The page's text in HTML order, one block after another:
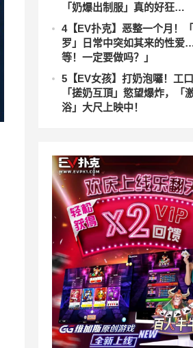
「奶爆出制服」真的好狂…
4【EV扑克】恶整一个月！
罗」日常中突如其来的性爱
等！一定要做吗？」
5 【EV女孩】打奶泡囉！工
「搓奶互頂」慾望爆炸，「
浴」大尺上映中！